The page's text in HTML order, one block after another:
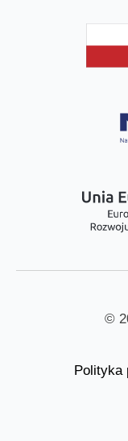
©
Polityka